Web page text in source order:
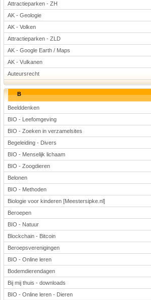
Attractieparken - ZH
AK - Geologie
AK - Volken
Attractieparken - ZLD
AK - Google Earth / Maps
AK - Vulkanen
Auteursrecht
B
Beelddenken
BIO - Leefomgeving
BIO - Zoeken in verzamelsites
Begeleiding - Divers
BIO - Menselijk lichaam
BIO - Zoogdieren
Belonen
BIO - Methoden
Biologie voor kinderen [Meestersipke.nl]
Beroepen
BIO - Natuur
Blockchain - Bitcoin
Beroepsverenigingen
BIO - Online leren
Bodemdierendagen
Bij mij thuis - downloads
BIO - Online leren - Dieren